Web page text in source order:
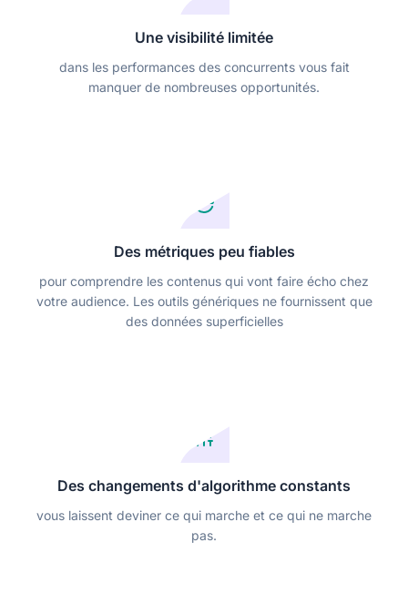
Une visibilité limitée
dans les performances des concurrents vous fait
manquer de nombreuses opportunités.
Des métriques peu fiables
pour comprendre les contenus qui vont faire écho chez
votre audience. Les outils génériques ne fournissent que
des données superficielles
Des changements d'algorithme constants
vous laissent deviner ce qui marche et ce qui ne marche
pas.